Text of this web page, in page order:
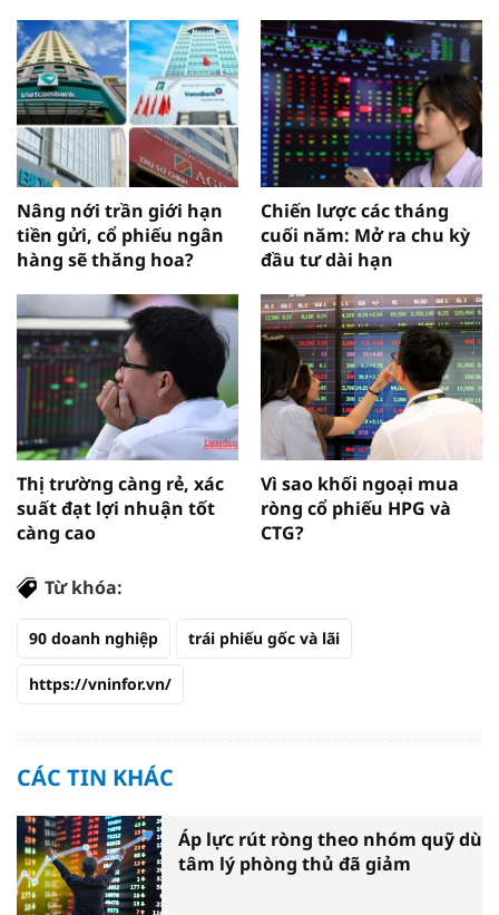
Nâng nới trần giới hạn
tiền gửi, cổ phiếu ngân
hàng sẽ thăng hoa?
Chiến lược các tháng
cuối năm: Mở ra chu kỳ
đầu tư dài hạn
Thị trường càng rẻ, xác
suất đạt lợi nhuận tốt
càng cao
Vì sao khối ngoại mua
ròng cổ phiếu HPG và
CTG?
Từ khóa:
90 doanh nghiệp trái phiếu gốc và lãi
https://vninfor.vn/
CÁC TIN KHÁC
Áp lực rút ròng theo nhóm quỹ dù
tâm lý phòng thủ đã giảm